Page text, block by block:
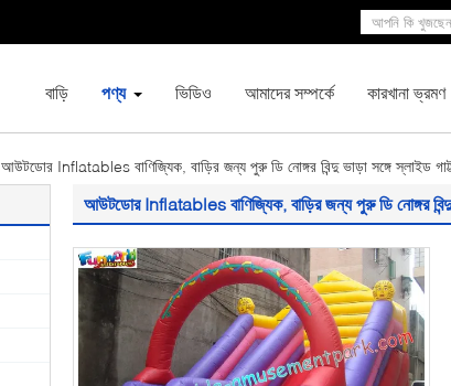
বাড়ি পণ্য ভিডিও আমাদের সম্পর্কে কারখানা ভ্রমণ
আউটডোর Inflatables বাণিজ্যিক, বাড়ির জন্য পুরু ডি নোঙ্গর বিন্দু ভাড়া সঙ্গে স্লাইড
আউটডোর Inflatables বাণিজ্যিক, বাড়ির জন্য পুরু ডি নোঙ্গর বিন্দু